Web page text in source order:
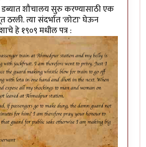
डब्यात शौचालय सुरु करण्यासाठी एक
ठरली. त्या संदर्भात 'लोटा' घेऊन
हे १९०९ मधील पत्र :